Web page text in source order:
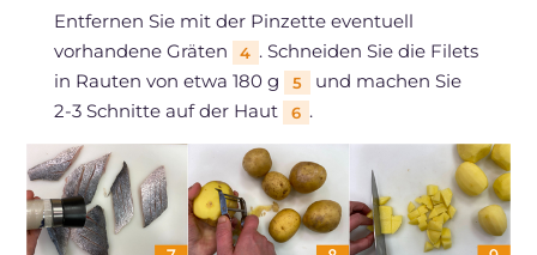
Entfernen Sie mit der Pinzette eventuell
vorhandene Gräten
4 . Schneiden Sie die Filets
in Rauten von etwa 180 g
5
und machen Sie
2-3 Schnitte auf der Haut
6 .